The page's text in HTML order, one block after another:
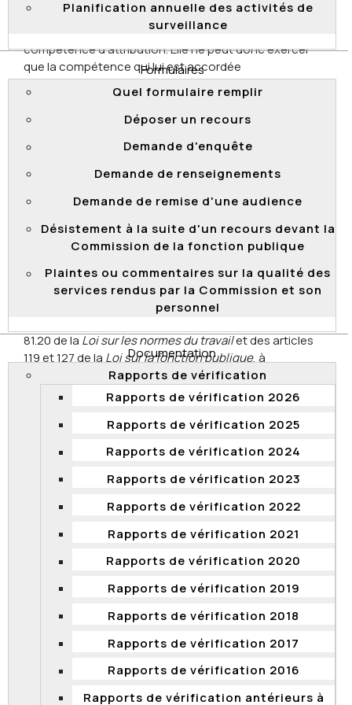
Planification annuelle des activités de
surveillance
Formulaires
Quel formulaire remplir
Déposer un recours
Demande d'enquête
Demande de renseignements
Demande de remise d'une audience
Désistement à la suite d'un recours devant la
Commission de la fonction publique
Plaintes ou commentaires sur la qualité des
services rendus par la Commission et son
personnel
Documentation
Rapports de vérification
Rapports de vérification 2026
Rapports de vérification 2025
Rapports de vérification 2024
Rapports de vérification 2023
Rapports de vérification 2022
Rapports de vérification 2021
Rapports de vérification 2020
Rapports de vérification 2019
Rapports de vérification 2018
Rapports de vérification 2017
Rapports de vérification 2016
Rapports de vérification antérieurs à
compétence est exclusive. La Commission souligne
qu’elle est un tribunal administratif qui n’a qu’une
compétence d’attribution. Elle ne peut donc exercer
que la compétence qui lui est accordée
expressément par le législateur.
Rejet d’une demande visant la
communication d’un document dans sa
version intégrale et d’une demande
requérant l’émission d’une ordonnance
de confidentialité
Le 6 avril 2023, la Commission a rejeté une demande
visant la communication d’un document dans sa
version intégrale et une demande d’émission d’une
81.20 de la Loi sur les normes du travailet des articles
119 et 127 de laLoi sur la fonction publique, à
l’occasion de deux appels en matière de conditions de
travail et d’une plainte de harcèlement psychologique
Transports et de la Mobilité durable.
Après analyse, la Commission conclut que le
est bien fondé, de sorte que la version intégrale du
document n’est pas admissible en preuve et que seule
La Commission juge toutefois que l’émission d’une
ordonnance de confidentialité visant la version
caviardée du document n’est pas nécessaire pour
préserver l’ordre public ni pour assurer la bonne
Compétence de la Commission –